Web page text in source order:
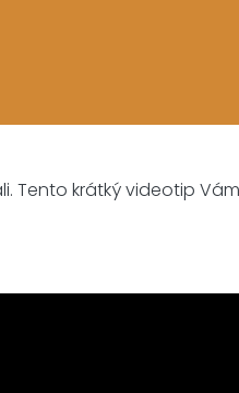
Tento krátký videotip